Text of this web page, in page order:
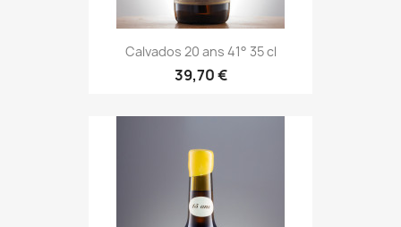
Calvados 20 ans 41° 35 cl
39,70 €